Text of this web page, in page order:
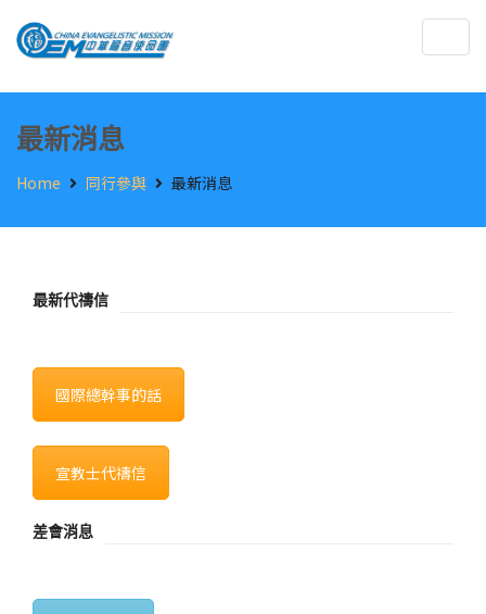
最新消息
Home 同行參與 最新消息
最新代禱信
國際總幹事的話
宣教士代禱信
差會消息